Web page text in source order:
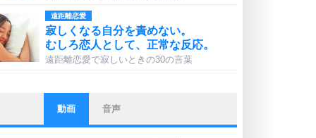
遠距離恋愛
寂しくなる自分を責めない。
むしろ恋人として、正常な反応。
遠距離恋愛で寂しいときの30の言葉
ストレス対策
他人と比べない。
動画 音声